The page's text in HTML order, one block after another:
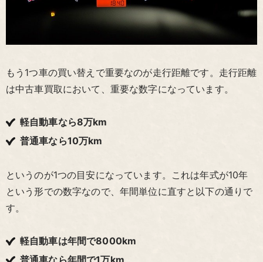
もう1つ車の買い替えで重要なのが走行距離です。走行距離
は中古車買取において、重要な数字になっています。
軽自動車なら8万km
普通車なら10万km
というのが1つの目安になっています。これは年式が10年
という形での数字なので、年間単位に直すと以下の通りで
す。
軽自動車は年間で8000km
普通車なら年間で1万km